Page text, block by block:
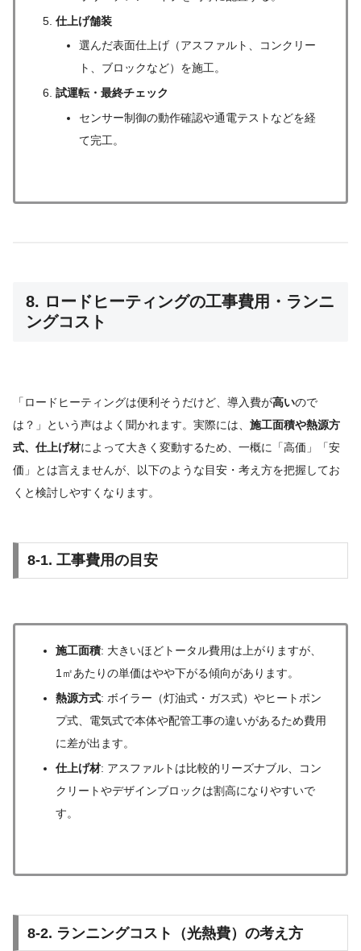
仕上げ舗装
選んだ表面仕上げ（アスファルト、コンクリー
ト、ブロックなど）を施工。
試運転・最終チェック
センサー制御の動作確認や通電テストなどを経
て完工。
8. ロードヒーティングの工事費用・ランニ
ングコスト
「ロードヒーティングは便利そうだけど、導入費が高いので
は？」という声はよく聞かれます。実際には、 施工面積や熱源方
式、仕上げ材によって大きく変動するため、一概に「高価」「安
価」とは言えませんが、以下のような目安・考え方を把握してお
くと検討しやすくなります。
8-1. 工事費用の目安
施工面積: 大きいほどトータル費用は上がりますが、
1㎡あたりの単価はやや下がる傾向があります。
熱源方式: ボイラー（灯油式・ガス式）やヒートポン
プ式、電気式で本体や配管工事の違いがあるため費用
に差が出ます。
仕上げ材: アスファルトは比較的リーズナブル、コン
クリートやデザインブロックは割高になりやすいで
す。
8-2. ランニングコスト（光熱費）の考え方